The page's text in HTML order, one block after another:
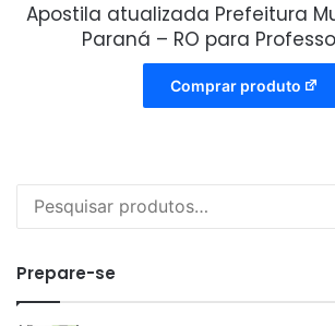
Apostila atualizada Prefeitura
Paraná – RO para
Comprar produto
por:
Prepare-se